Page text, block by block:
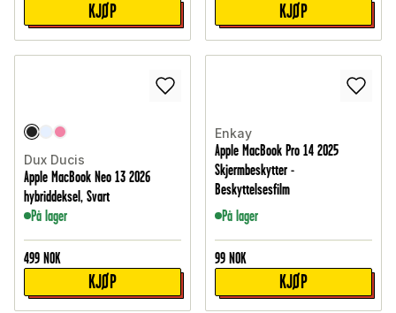
KJØP KJØP
Dux Ducis
Apple MacBook Neo 13 2026
hybriddeksel, Svart
På lager
499 NOK
KJØP
Enkay
Apple MacBook Pro 14 2025
Skjermbeskytter -
Beskyttelsesfilm
På lager
99 NOK
KJØP